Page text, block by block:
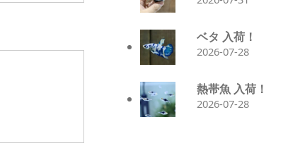
ベタ 入荷！
2026-07-28
熱帯魚 入荷！
2026-07-28